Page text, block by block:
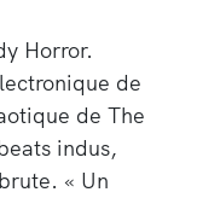
Horror.
de
de The
indus,
« Un